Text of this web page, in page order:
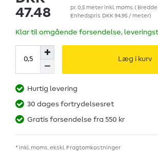
47.48
pr.0,5 meterinkl. moms. ( Bredde
Enhedspris DKK 94.95 / meter)
Klar til omgående forsendelse,
Læg i kurv
Hurtig levering
30 dages fortrydelsesret
Gratis forsendelse fra 550 kr
* inkl. moms. ekskl. Fragtomkostninger